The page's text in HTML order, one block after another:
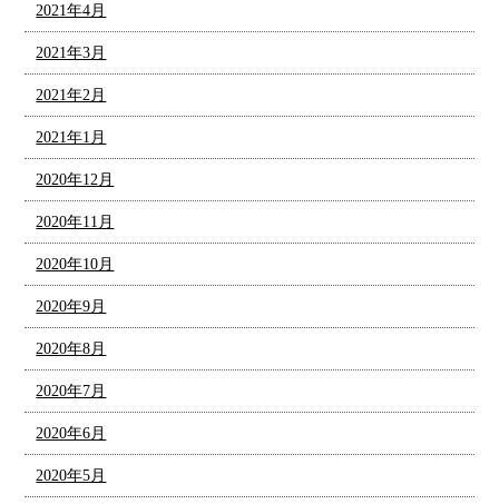
2021年4月
2021年3月
2021年2月
2021年1月
2020年12月
2020年11月
2020年10月
2020年9月
2020年8月
2020年7月
2020年6月
2020年5月